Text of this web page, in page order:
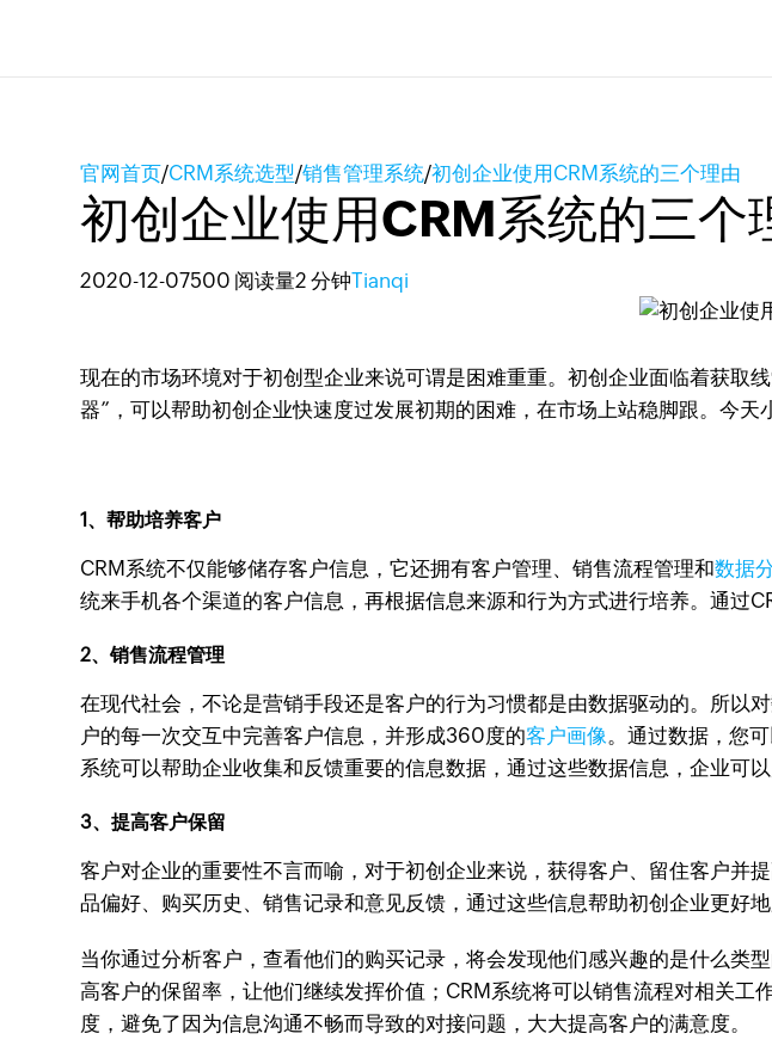
官网首页/CRM系统选型/销售管理系统/初创企业使用CRM系统的三个理由
初创企业使用CRM系统的三个
2020-12-07500 阅读量2 分钟Tianqi
现在的市场环境对于初创型企业来说可谓是困难重重。初创企业面临着获取
器”，可以帮助初创企业快速度过发展初期的困难，在市场上站稳脚跟。今天
1、帮助培养客户
CRM系统不仅能够储存客户信息，它还拥有客户管理、销售流程管理和数据
统来手机各个渠道的客户信息，再根据信息来源和行为方式进行培养。通过
2、销售流程管理
在现代社会，不论是营销手段还是客户的行为习惯都是由数据驱动的。所以
户的每一次交互中完善客户信息，并形成360度的客户画像。通过数据，您
系统可以帮助企业收集和反馈重要的信息数据，通过这些数据信息，企业可
3、提高客户保留
客户对企业的重要性不言而喻，对于初创企业来说，获得客户、留住客户并
品偏好、购买历史、销售记录和意见反馈，通过这些信息帮助初创企业更好地
当你通过分析客户，查看他们的购买记录，将会发现他们感兴趣的是什么类
高客户的保留率，让他们继续发挥价值；CRM系统将可以销售流程对相关
度，避免了因为信息沟通不畅而导致的对接问题，大大提高客户的满意度。